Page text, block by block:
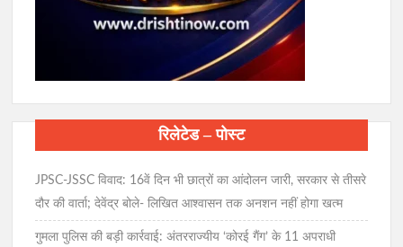
रिलेटेड – पोस्ट
JPSC-JSSC विवाद: 16वें दिन भी छात्रों का आंदोलन जारी, सरकार से तीसरे
दौर की वार्ता; देवेंद्र बोले- लिखित आश्वासन तक अनशन नहीं होगा खत्म
गुमला पुलिस की बड़ी कार्रवाई: अंतरराज्यीय ‘कोरई गैंग’ के 11 अपराधी